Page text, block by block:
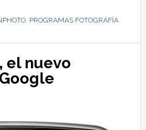
, PROGRAMAS FOTOGRAFÍA
el nuevo